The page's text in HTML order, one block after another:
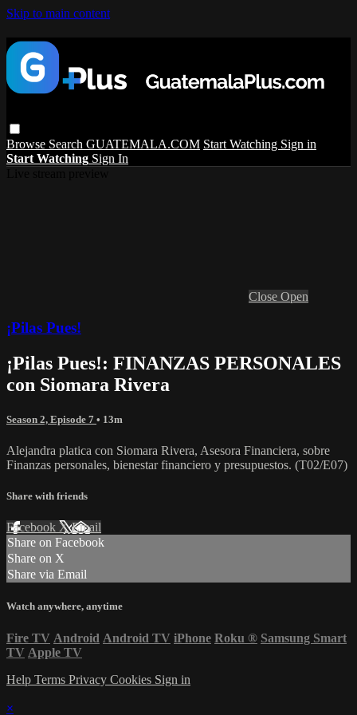
Skip to main content
Browse Search GUATEMALA.COM Start Watching Sign in
Start Watching Sign In
Close Open
¡Pilas Pues!
¡Pilas Pues!: FINANZAS PERSONALES
con Siomara Rivera
Season 2, Episode 7 • 13m
Alejandra platica con Siomara Rivera, Asesora Financiera, sobre
Finanzas personales, bienestar financiero y presupuestos. (T02/E07)
Share with friends
Facebook XEmail
Share on Facebook
Share on X
Share via Email
Watch anywhere, anytime
Fire TV Android Android TV iPhone Roku ® Samsung Smart
TV Apple TV
Help Terms Privacy Cookies Sign in
×